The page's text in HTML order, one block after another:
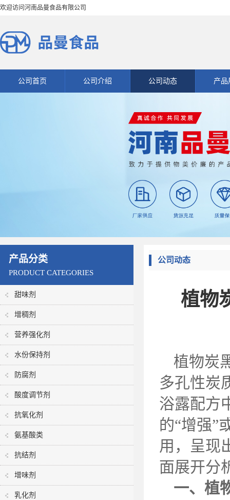
欢迎访问河南品曼食品有限公司
公司首页 公司介绍 公司动态 产品
产品分类
PRODUCT CATEGORIES
甜味剂
增稠剂
营养强化剂
水份保持剂
防腐剂
酸度调节剂
抗氧化剂
氨基酸类
抗结剂
增味剂
乳化剂
公司动态
植物
植物炭
多孔性炭
浴露配方
的“增强”
用，呈现
面展开分
一、植